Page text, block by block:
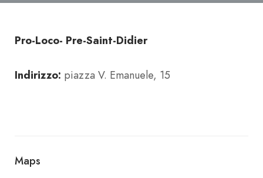
Pro-Loco- Pre-Saint-Didier
Indirizzo: piazza V. Emanuele, 15
Maps